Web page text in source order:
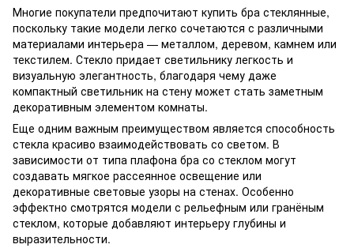
Многие покупатели предпочитают купить бра стеклянные,
поскольку такие модели легко сочетаются с различными
материалами интерьера — металлом, деревом, камнем или
текстилем. Стекло придает светильнику легкость и
визуальную элегантность, благодаря чему даже
компактный светильник на стену может стать заметным
декоративным элементом комнаты.
Еще одним важным преимуществом является способность
стекла красиво взаимодействовать со светом. В
зависимости от типа плафона бра со стеклом могут
создавать мягкое рассеянное освещение или
декоративные световые узоры на стенах. Особенно
эффектно смотрятся модели с рельефным или гранёным
стеклом, которые добавляют интерьеру глубины и
выразительности.